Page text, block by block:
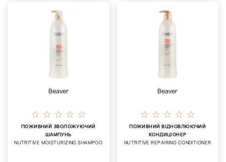
Beaver
ПОЖИВНИЙ ЗВОЛОЖУЮЧИЙ
ШАМПУНЬ
NUTRITIVE MOISTURIZING SHAMPOO
Beaver
ПОЖИВНИЙ ВІДНОВЛЮЮЧИЙ
КОНДИЦІОНЕР
NUTRITIVE REPAIRING CONDITIONER